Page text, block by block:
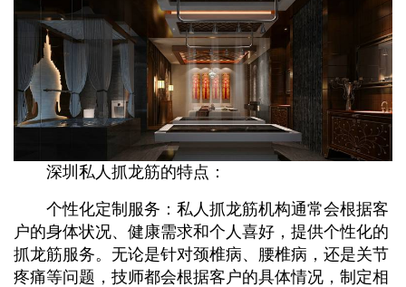
深圳私人抓龙筋的特点：
个性化定制服务：私人抓龙筋机构通常会根据客
户的身体状况、健康需求和个人喜好，提供个性化的
抓龙筋服务。无论是针对颈椎病、腰椎病，还是关节
疼痛等问题，技师都会根据客户的具体情况，制定相